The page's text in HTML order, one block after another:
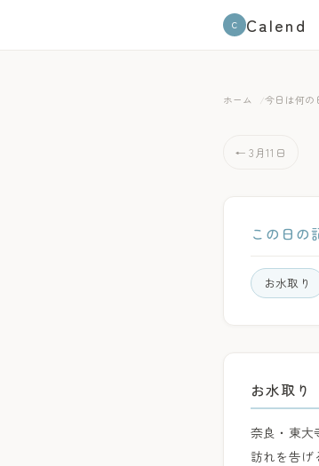
C Calend
ホーム 今日は何の
← 3月11日
この日の
お水取り
お水取り
奈良・東大
訪れを告げ